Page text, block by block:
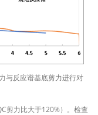
与反应谱基底剪力进行对
剪力比大于120%）。检查